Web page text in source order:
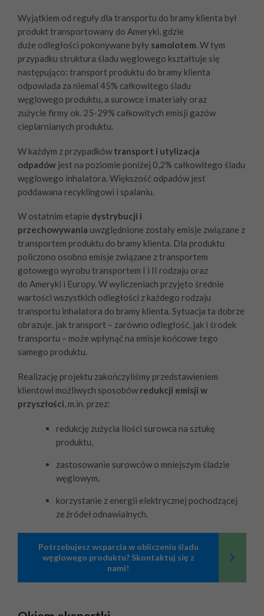
Wyjątkiem od reguły dla transportu do bramy klienta był
produkt transportowany do Ameryki, gdzie
duże odległości pokonywane były samolotem. W tym
przypadku struktura śladu węglowego kształtuje się
następująco: transport produktu do bramy klienta
odpowiada za niemal 45% całkowitego śladu
węglowego produktu, a surowce i materiały oraz
zużycie firmy ok. 25-29% całkowitych emisji gazów
cieplarnianych produktu.
W każdym z przypadków transport i utylizacja
odpadów jest na poziomie poniżej 0,2% całkowitego śladu
węglowego inhalatora. Większość odpadów jest
poddawana recyklingowi i spalaniu.
W ostatnim etapie dystrybucji i
przechowywania uwzględnione zostały emisje związane z
transportem produktu do bramy klienta. Dla produktu
policzono osobno emisje związane z transportem
gotowego wyrobu transportem I i II rodzaju oraz
do Ameryki i Europy. W wyliczeniach przyjęto średnie
wartości wszystkich odległości z każdego rodzaju
transportu inhalatora do bramy klienta. Sytuacja ta dobrze
obrazuje, jak transport – zarówno odległość, jak i środek
transportu – może wpłynąć na emisje końcowe tego
samego produktu.
Realizację projektu zakończyliśmy przedstawieniem
klientowi możliwych sposobów redukcji emisji w
przyszłości, m.in. przez:
redukcję zużycia ilości surowca na sztukę
produktu,
zastosowanie surowców o mniejszym śladzie
węglowym,
korzystanie z energii elektrycznej pochodzącej
ze źródeł odnawialnych.
Potrzebujesz wsparcia w obliczeniu śladu
węglowego produktu? Skontaktuj się z
nami!